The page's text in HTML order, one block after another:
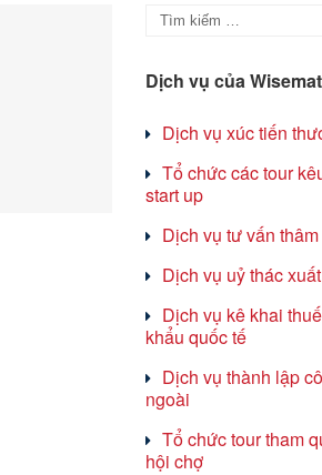
Dịch vụ của
Dịch vụ xúc tiến
Tổ chức các tour
start up
Dịch vụ tư vấn
Dịch vụ uỷ thác
Dịch vụ kê khai
khẩu quốc tế
Dịch vụ thành lập
ngoài
Tổ chức tour tham
hội chợ